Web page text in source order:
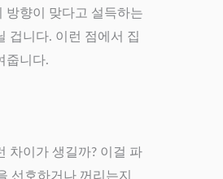
방향이 맞다고 설득하는
겁니다. 이런 점에서 집
줍니다.
차이가 생길까? 이걸 파
선호하거나 꺼리는지